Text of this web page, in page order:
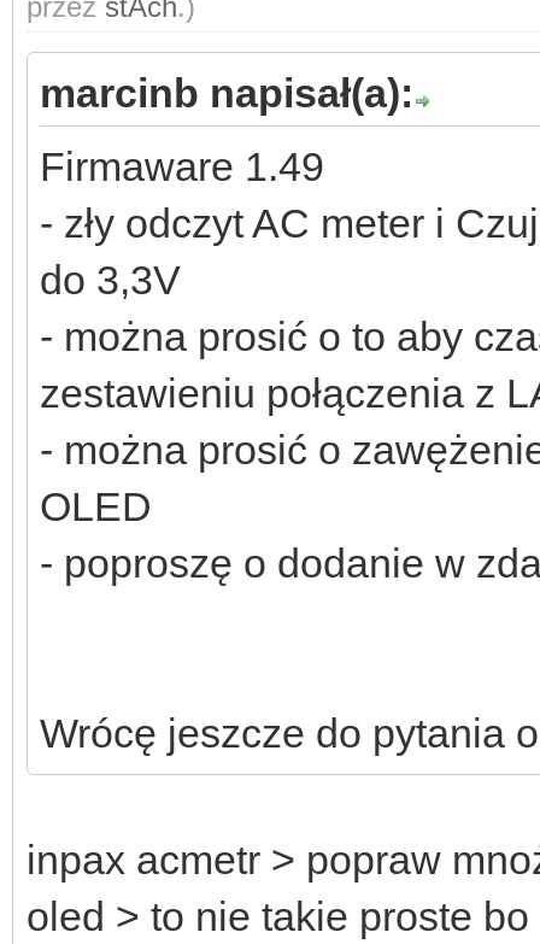
marcinb napisał(a):
Firmaware 1.49
- zły odczyt AC meter i
do 3,3V
- można prosić o to aby
zestawieniu połączenia z
- można prosić o
OLED
- poproszę o dodanie w
Wrócę jeszcze do pytania
inpax acmetr > popraw
oled > to nie takie proste